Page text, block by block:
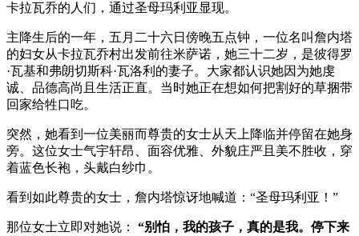
卡拉瓦乔的人们，通过圣母玛利亚显现。
主降生后的一年，五月二十六日傍晚五点钟，一位名叫詹内塔
的妇女从卡拉瓦乔村出发前往米萨诺，她三十二岁，是彼得罗
·瓦基和弗朗切斯科·瓦洛利的妻子。大家都认识她因为她虔
诚、品德高尚且生活正直。当时她正在想如何把割好的草捆带
回家给牲口吃。
突然，她看到一位美丽而尊贵的女士从天上降临并停留在她身
旁。这位女士气宇轩昂、面容优雅、外貌庄严且美不胜收，穿
着蓝色长袍，头戴白纱巾。
看到如此尊贵的女士，詹内塔惊讶地喊道：“圣母玛利亚！”
那位女士立即对她说：
“别怕，我的孩子，真的是我。停下来